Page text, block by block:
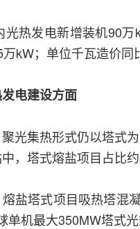
光热发电新增装机90万
kW；单位千瓦造价同
电建设方面
光集热形式仍以塔式
，塔式熔盐项目占比约
盐塔式项目吸热塔混
单机最大350MW塔式光